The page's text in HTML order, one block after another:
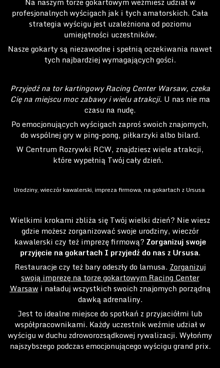
profesjonalnych wyścigach jak i tych amatorskich. Cała
strategia wyścigu jest uzależniona od poziomu
umiejętności uczestników.
Nasze gokarty są niezawodne i spełnią oczekiwania nawet
tych najbardziej wymagających gości.
Przyjedź na tor kartingowy Racing Center Warsaw, czeka
Cię na miejscu moc zabawy i wielu atrakcji. U nas nie ma
czasu na nudę.
Po emocjonujących wyścigach zaproś swoich znajomych,
do wspólnej gry w ping-pong, piłkarzyki albo bilard.
W Centrum Rozrywki RCW, znajdziesz wiele atrakcji,
które wypełnią Twój cały dzień.
Urodziny, wieczór kawalerski, impreza firmowa, na gokartach z Ursusa
Wielkimi krokami zbliża się Twój wielki dzień? Nie wiesz
gdzie możesz zorganizować swoje urodziny, wieczór
kawalerski czy też imprezę firmową? Zorganizuj swoje
przyjęcie na gokartach I przyjedź do nas z Ursusa.
Restauracje czy też bary odeszły do lamusa. Zorganizuj
swoją imprezę na torze gokartowym Racing Center
Warsawi naładuj wszystkich swoich znajomych porządną
dawką adrenaliny.
Jest to idealne miejsce do spotkań z przyjaciółmi lub
współpracownikami. Każdy uczestnik weźmie udział w
wyścigu w duchu zdroworozsądkowej rywalizacji. Wyłońmy
najszybszego podczas emocjonującego wyścigu grand prix.